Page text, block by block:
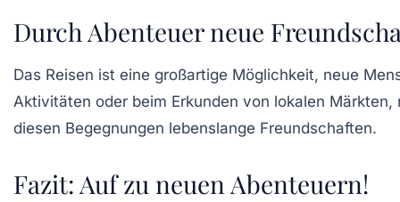
Durch Abenteuer neue
Das Reisen ist eine großartige Möglichkeit, neue
Aktivitäten oder beim Erkunden von lokalen Märkten,
diesen Begegnungen lebenslange Freundschaften.
Fazit: Auf zu neuen Abenteuern!